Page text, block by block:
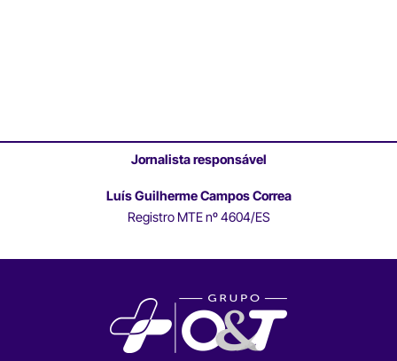
Jornalista responsável
Luís Guilherme Campos Correa
Registro MTE nº 4604/ES